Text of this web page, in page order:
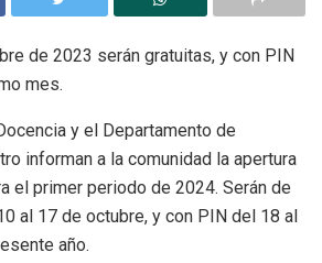
de 2023 serán gratuitas, y con PIN
mes.
y el Departamento de
informan a la comunidad la apertura
el primer periodo de 2024. Serán de
al 17 de octubre, y con PIN del 18 al
año.